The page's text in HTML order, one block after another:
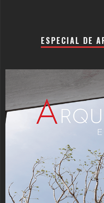
ESPECIAL DE